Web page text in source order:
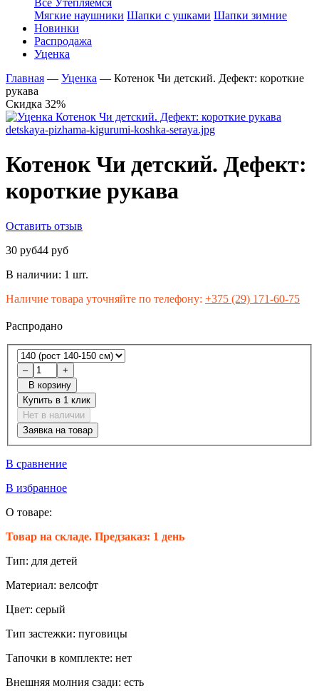
Все Утепляемся
Мягкие наушники Шапки с ушками Шапки зимние
Новинки
Распродажа
Уценка
Главная — Уценка — Котенок Чи детский. Дефект: короткие
рукава
Скидка 32%
Котенок Чи детский. Дефект:
короткие рукава
Оставить отзыв
30 руб44 руб
В наличии: 1 шт.
Наличие товара уточняйте по телефону: +375 (29) 171-60-75
Распродано
–
+
В корзину
Купить в 1 клик
Нет в наличии
Заявка на товар
В сравнение
В избранное
О товаре:
Товар на складе. Предзаказ: 1 день
Тип: для детей
Материал: велсофт
Цвет: серый
Тип застежки: пуговицы
Тапочки в комплекте: нет
Внешняя молния сзади: есть